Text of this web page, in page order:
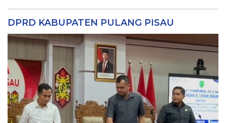
DPRD KABUPATEN PULANG PISAU